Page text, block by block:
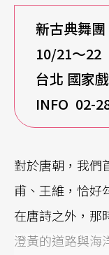
新古典舞團
10/21～22
台北 國家
INFO 02-
對於唐朝，我們
甫、王維，恰好
在唐詩之外，那
澄黃的道路與海